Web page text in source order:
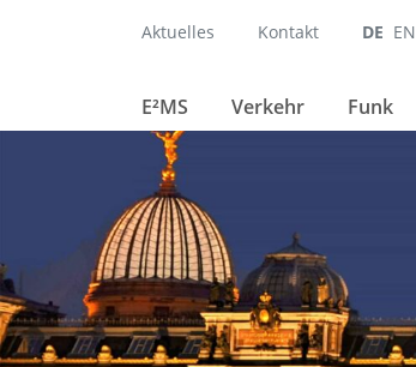
Aktuelles Kontakt DE EN
Navigation überspringen
E²MS Verkehr Funk